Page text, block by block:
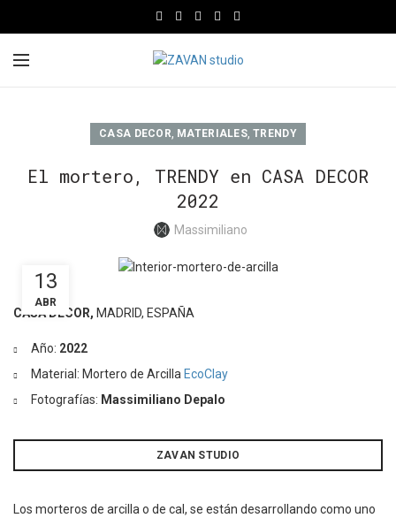
CASA DECOR, MATERIALES,TRENDY
El mortero, TRENDY en CASA DECOR
2022
Massimiliano
13
ABR
CASA DECOR, MADRID, ESPAÑA
Año: 2022
Material: Mortero de Arcilla EcoClay
Fotografías: Massimiliano Depalo
ZAVAN STUDIO
Los morteros de arcilla o de cal, se están desarrollando como uno